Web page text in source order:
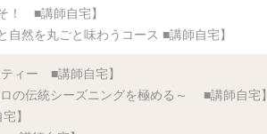
！ ■講師自宅】
自然を丸ごと味わうコース ■講師自宅】
ィー ■講師自宅】
の伝統シーズニングを極める～ ■講師自宅】
】